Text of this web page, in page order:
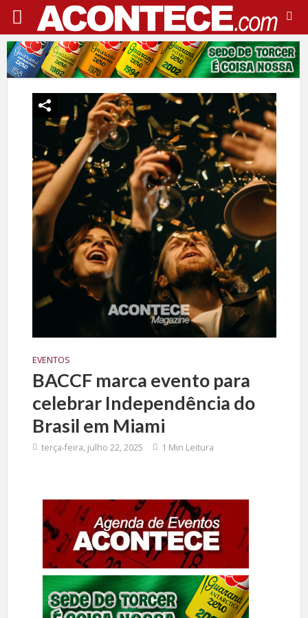
EVENTOS
BACCF marca evento para
celebrar Independência do
Brasil em Miami
terça-feira, julho 22, 2025 1 Min Leitura